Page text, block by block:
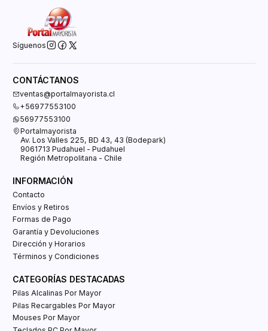
Síguenos
CONTÁCTANOS
ventas@portalmayorista.cl
+56977553100
56977553100
Portalmayorista
Av. Los Valles 225, BD 43, 43 (Bodepark)
9061713 Pudahuel - Pudahuel
Región Metropolitana - Chile
INFORMACIÓN
Contacto
Envíos y Retiros
Formas de Pago
Garantía y Devoluciones
Dirección y Horarios
Términos y Condiciones
CATEGORÍAS DESTACADAS
Pilas Alcalinas Por Mayor
Pilas Recargables Por Mayor
Mouses Por Mayor